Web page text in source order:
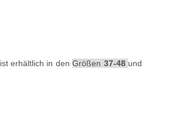
ist erhältlich in denGrößen 37-48 und